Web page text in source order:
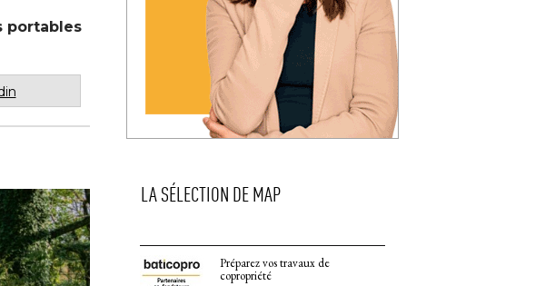
portables
LA SÉLECTION DE MAP
Préparez vos travaux de
copropriété